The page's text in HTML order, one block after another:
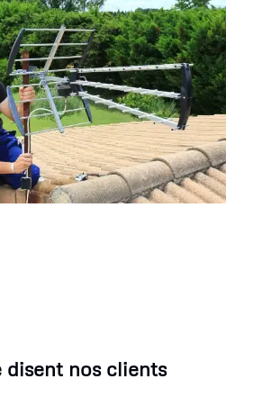
disent nos clients